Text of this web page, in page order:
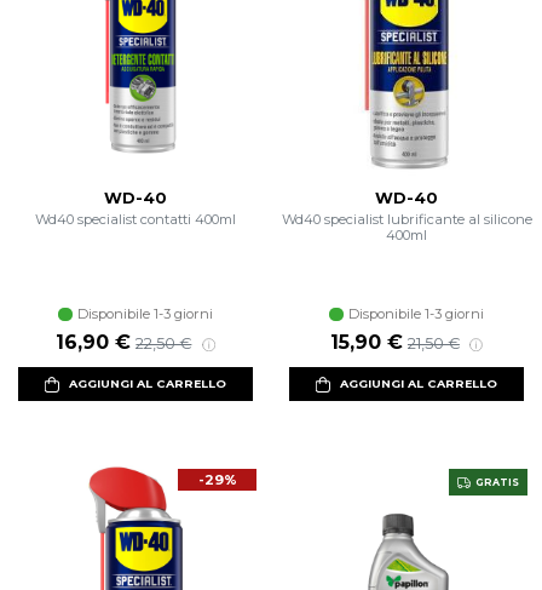
WD-40
Wd40 specialist contatti 400ml
Disponibile 1-3 giorni
Prezzo scontato
16,90 € Prezzo di listino
22,50 €
AGGIUNGI AL CARRELLO
WD-40
Wd40 specialist lubrificante al silicone
400ml
Disponibile 1-3 giorni
Prezzo scontato
15,90 € Prezzo di listino
21,50 €
AGGIUNGI AL CARRELLO
-29% GRATIS